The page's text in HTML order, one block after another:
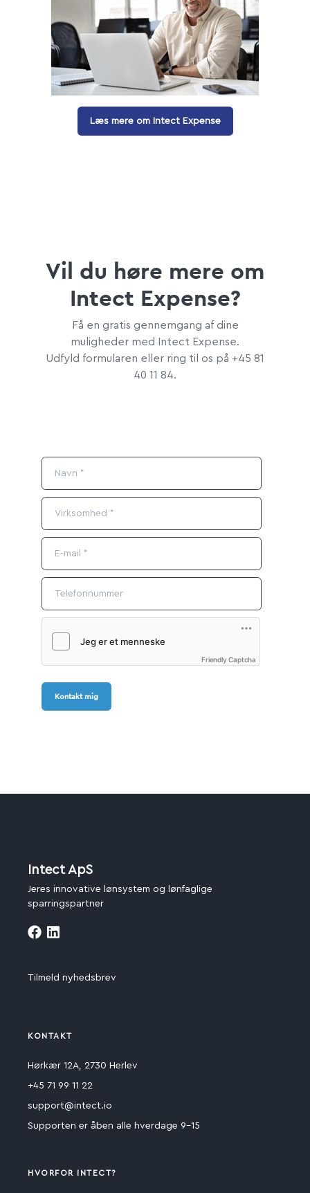
Læs mere om Intect Expense
Vil du høre mere om
Intect Expense?
Få en gratis gennemgang af dine
muligheder med Intect Expense.
Udfyld formularen eller ring til os på +45 81
40 11 84.
Friendly Captcha
Kontakt mig
Intect ApS
Jeres innovative lønsystem og lønfaglige
sparringspartner
Tilmeld nyhedsbrev
KONTAKT
Hørkær 12A, 2730 Herlev
+45 71 99 11 22
support@intect.io
Supporten er åben alle hverdage 9-15
HVORFOR INTECT?